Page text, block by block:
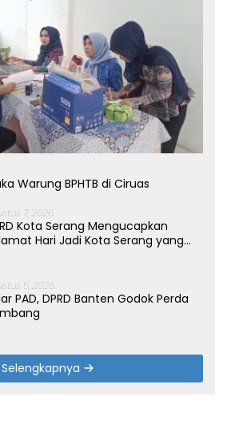
Warung BPHTB di Ciruas
7, 2026
Kota Serang Mengucapkan
Hari Jadi Kota Serang yang
5, 2026
PAD, DPRD Banten Godok Perda
Selengkapnya